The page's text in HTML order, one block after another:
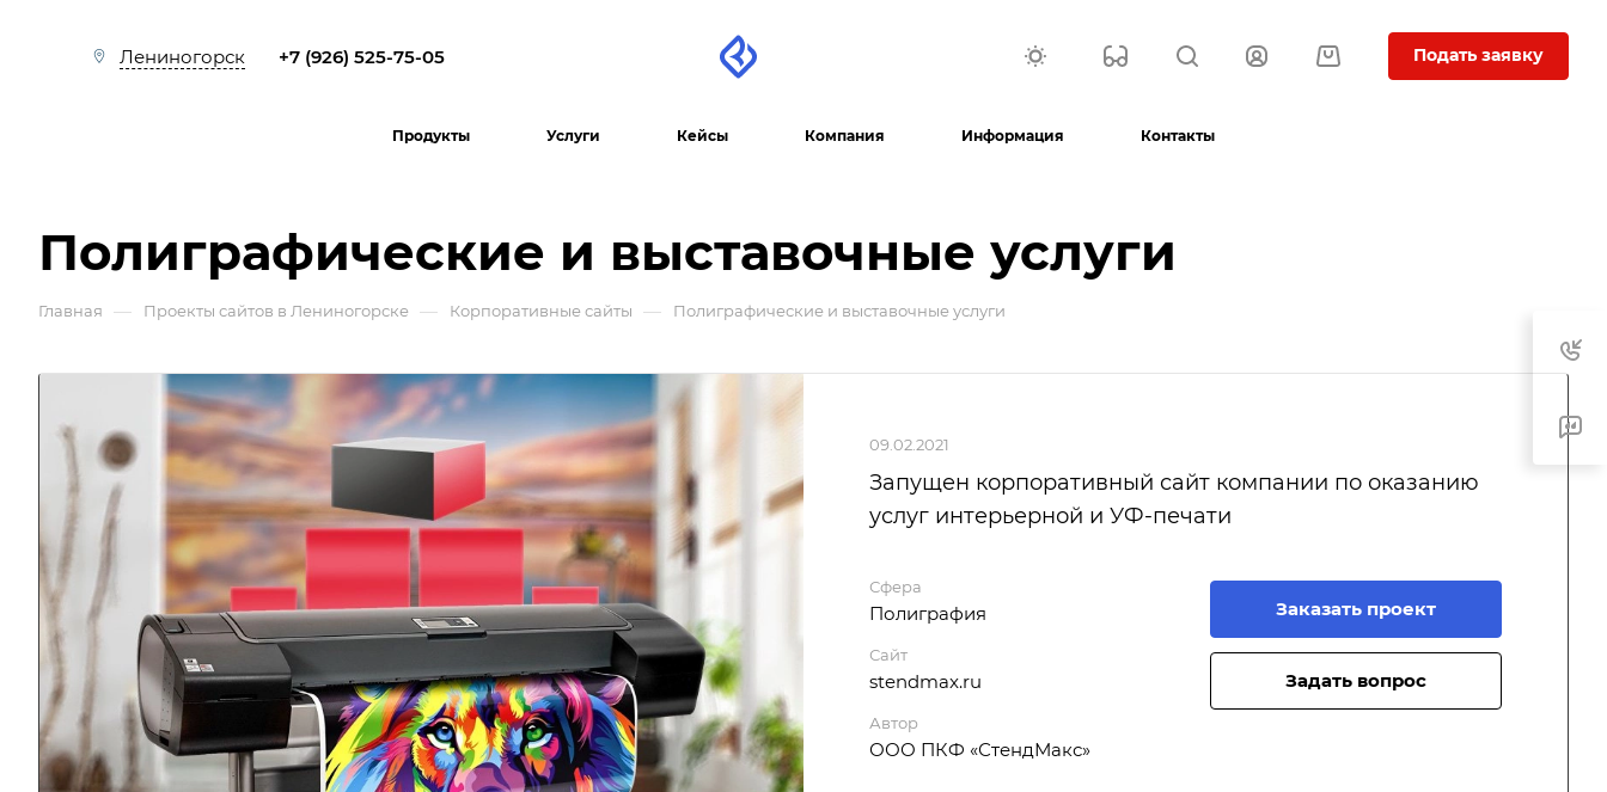
Лениногорск +7 (926) 525-75-05 Подать заявку
Продукты Услуги Кейсы Компания Информация Контакты
Полиграфические и выставочные услуги
Главная — Проекты сайтов в Лениногорске — Корпоративные сайты — Полиграфические и выставочные услуги
09.02.2021
Запущен корпоративный сайт компании по оказанию
услуг интерьерной и УФ-печати
Сфера
Полиграфия
Сайт
stendmax.ru
Автор
ООО ПКФ «СтендМакс»
Заказать проект
Задать вопрос